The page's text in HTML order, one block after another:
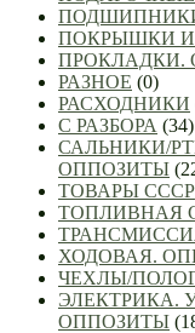
ПОКРЫШКИ
ПРОКЛАДКИ.
РАЗНОЕ (0)
РАСХОДНИКИ
С РАЗБОРА (34)
САЛЬНИКИ/
ОППОЗИТЫ
ТОВАРЫ СССР
ТОПЛИВНАЯ
ХОДОВАЯ.
ЧЕХЛЫ/
ЭЛЕКТРИКА.
ОППОЗИТЫ